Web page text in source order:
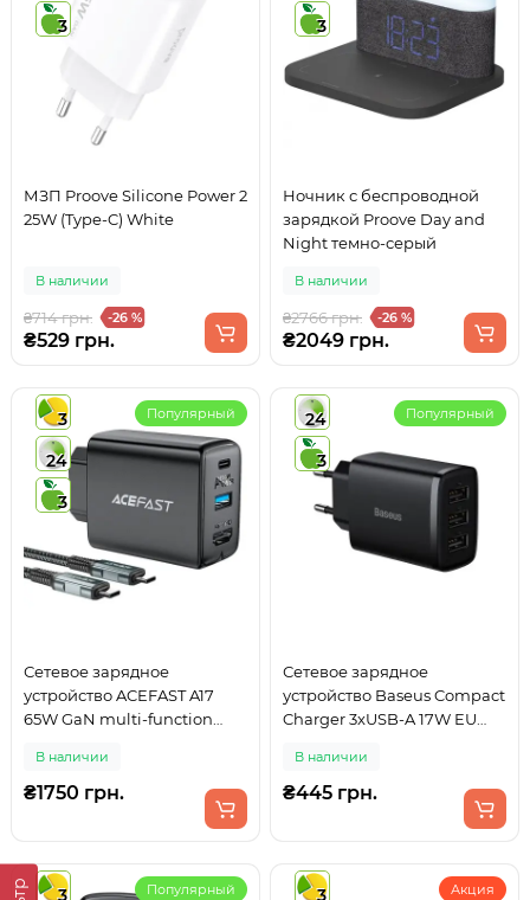
3
МЗП Proove Silicone Power 2
25W (Type-C) White
В наличии
₴714 грн. -26 %
₴529 грн.
3
Ночник с беспроводной
зарядкой Proove Day and
Night темно-серый
В наличии
₴2766 грн. -26 %
₴2049 грн.
3
24
3
Популярный
Сетевое зарядное
устройство ACEFAST A17
65W GaN multi-function
(AFA17B)
В наличии
₴1750 грн.
24
3
Популярный
Сетевое зарядное
устройство Baseus Compact
Charger 3xUSB-A 17W EU
В наличии
₴445 грн.
3 Популярный 3 Акция